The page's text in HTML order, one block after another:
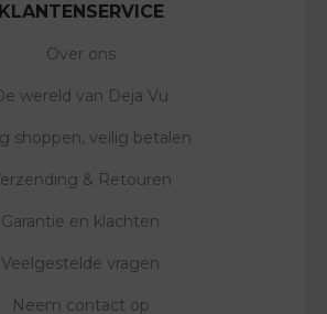
KLANTENSERVICE
Over ons
wereld van Deja Vu
shoppen, veilig betalen
& Retouren
Garantie en klachten
Veelgestelde vragen
Neem contact op